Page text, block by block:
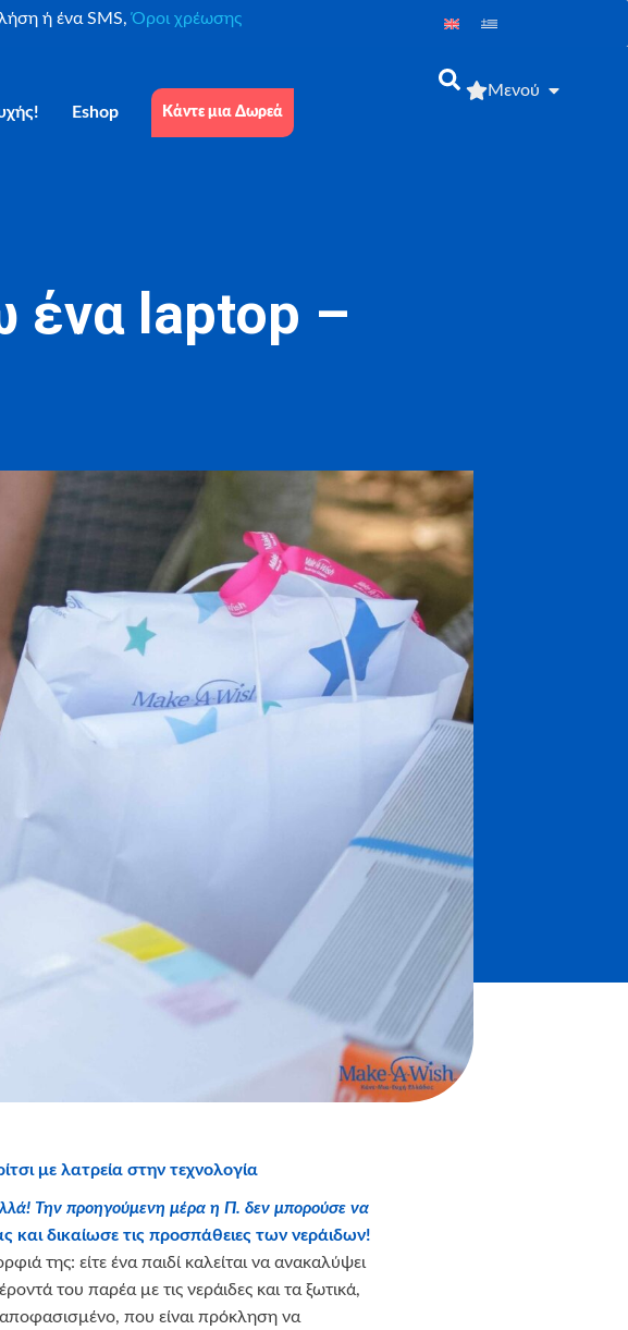
ή ένα SMS,Όροι χρέωσης
Eshop Κάντε μια Δωρεά
Μενού
ένα laptop –
με λατρεία στην τεχνολογία
Την προηγούμενη μέρα η Π. δεν μπορούσε να
και δικαίωσε τις προσπάθειες των νεράιδων!
της: είτε ένα παιδί καλείται να ανακαλύψει
του παρέα με τις νεράιδες και τα ξωτικά,
αποφασισμένο, που είναι πρόκληση να